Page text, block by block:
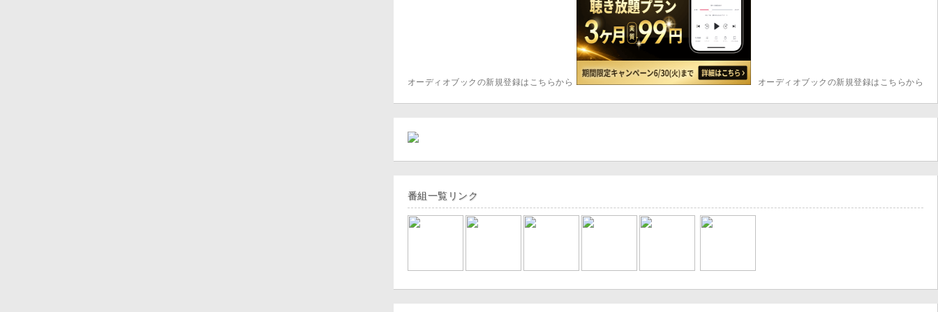
オーディオブックの新規登録はこちらから オーディオブックの新規登録はこちらから
番組一覧リンク